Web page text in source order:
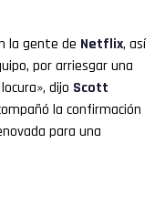
la gente de Netflix, así
por arriesgar una
dijo Scott
la confirmación
para una